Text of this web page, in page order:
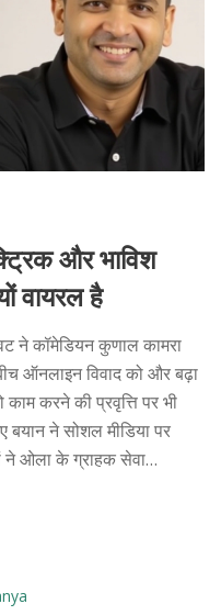
और भाविश
वायरल है
ने कॉमेडियन कुणाल कामरा
ऑनलाइन विवाद को और बढ़ा
काम करने की प्रवृत्ति पर भी
बयान ने सोशल मीडिया पर
ने ओला के ग्राहक सेवा